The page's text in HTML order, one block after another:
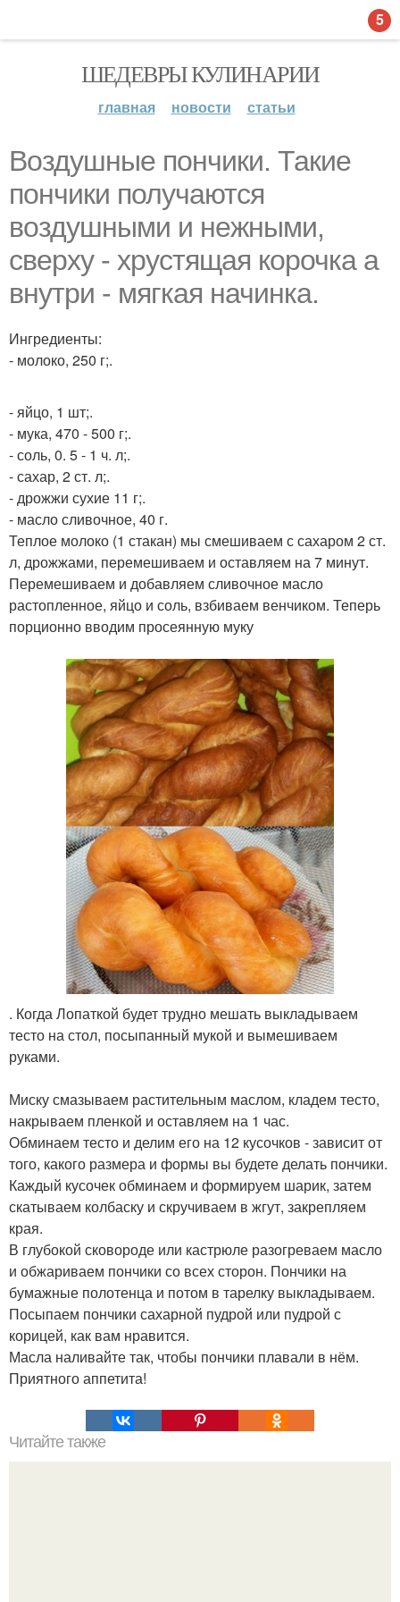
ШЕДЕВРЫ КУЛИНАРИИ
главная новости статьи
Воздушные пончики. Такие
пончики получаются
воздушными и нежными,
сверху - хрустящая корочка а
внутри - мягкая начинка.
Ингредиенты:
- молоко, 250 г;.
- яйцо, 1 шт;.
- мука, 470 - 500 г;.
- соль, 0. 5 - 1 ч. л;.
- сахар, 2 ст. л;.
- дрожжи сухие 11 г;.
- масло сливочное, 40 г.
Теплое молоко (1 стакан) мы смешиваем с сахаром 2 ст.
л, дрожжами, перемешиваем и оставляем на 7 минут.
Перемешиваем и добавляем сливочное масло
растопленное, яйцо и соль, взбиваем венчиком. Теперь
порционно вводим просеянную муку
. Когда Лопаткой будет трудно мешать выкладываем
тесто на стол, посыпанный мукой и вымешиваем
руками.
Миску смазываем растительным маслом, кладем тесто,
накрываем пленкой и оставляем на 1 час.
Обминаем тесто и делим его на 12 кусочков - зависит от
того, какого размера и формы вы будете делать пончики.
Каждый кусочек обминаем и формируем шарик, затем
скатываем колбаску и скручиваем в жгут, закрепляем
края.
В глубокой сковороде или кастрюле разогреваем масло
и обжариваем пончики со всех сторон. Пончики на
бумажные полотенца и потом в тарелку выкладываем.
Посыпаем пончики сахарной пудрой или пудрой с
корицей, как вам нравится.
Масла наливайте так, чтобы пончики плавали в нём.
Приятного аппетита!
Читайте также
5